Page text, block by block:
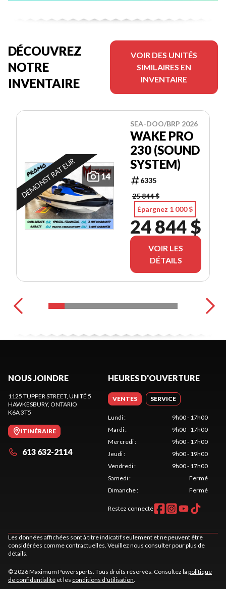
DÉCOUVREZ
NOTRE
INVENTAIRE
VOIR DES UNITÉS
SIMILAIRES EN
INVENTAIRE
14
DÉMONSTRATEUR
SEA-DOO/BRP 2026
WAKE PRO
230 (SOUND
SYSTEM)
6335
25 844 $
Épargnez 1 000 $
24 844 $
VOIR LES
DÉTAILS
NOUS JOINDRE
1125 TUPPER STREET, UNITÉ 5
HAWKESBURY, ONTARIO
K6A 3T5
ITINÉRAIRE
613 632-2114
HEURES D'OUVERTURE
VENTES SERVICE
Lundi:
9h00 - 17h00
Mardi:
9h00 - 17h00
Mercredi:
9h00 - 17h00
Jeudi:
9h00 - 19h00
Vendredi:
9h00 - 17h00
Samedi:
Fermé
Dimanche: Fermé
Restez connecté
Les données affichées sont à titre indicatif seulement et ne peuvent être
considérées comme contractuelles. Veuillez nous consulter pour plus de
détails.
© 2026 Maximum Powersports. Tous droits réservés. Consultez la politique
de confidentialité et les conditions d'utilisation